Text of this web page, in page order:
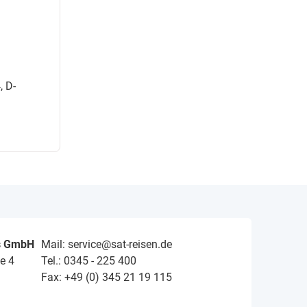
D-
4
Mail: service@sat-reisen.de
Tel.: 0345 - 225 400
Fax: +49 (0) 345 21 19 115